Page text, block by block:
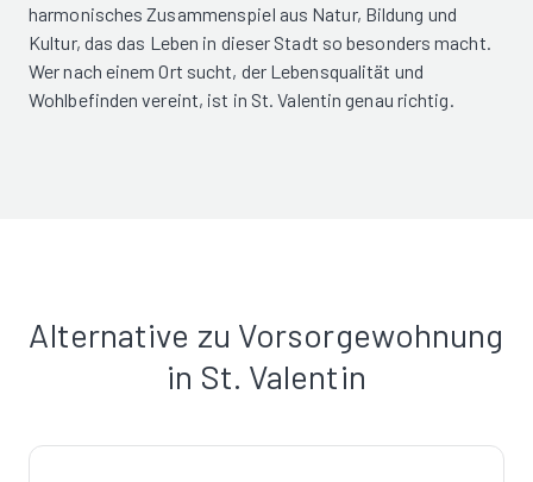
harmonisches Zusammenspiel aus Natur, Bildung und
Kultur, das das Leben in dieser Stadt so besonders macht.
Wer nach einem Ort sucht, der Lebensqualität und
Wohlbefinden vereint, ist in St. Valentin genau richtig.
Alternative zu Vorsorgewohnung
in St. Valentin